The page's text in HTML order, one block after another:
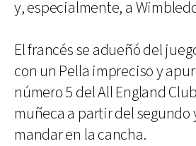
y, especialmente, a
El francés se adueñó del
con un Pella impreciso y
número 5 del All England
muñeca a partir del segundo
mandar en la cancha.